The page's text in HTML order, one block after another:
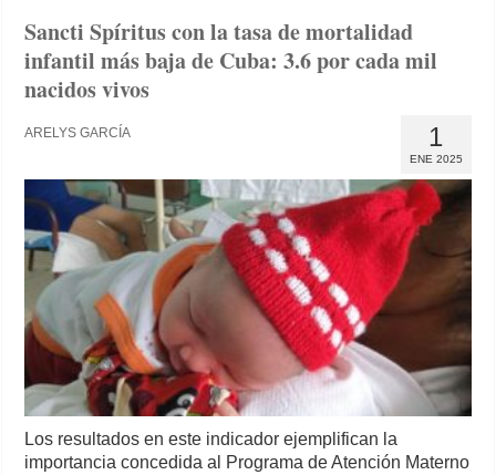
Sancti Spíritus con la tasa de mortalidad
infantil más baja de Cuba: 3.6 por cada mil
nacidos vivos
1
ENE 2025
ARELYS GARCÍA
Los resultados en este indicador ejemplifican la
importancia concedida al Programa de Atención Materno